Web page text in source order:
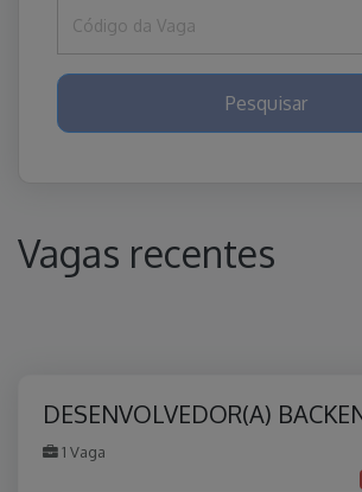
Pesquisar
Vagas recentes
DESENVOLVEDOR(A)
1 Vaga